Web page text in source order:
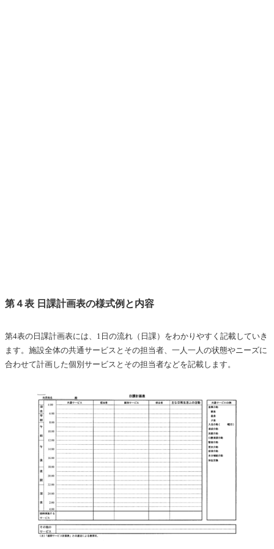
第４表 日課計画表の様式例と内容
第4表の日課計画表には、1日の流れ（日課）をわかりやすく記載していき
ます。施設全体の共通サービスとその担当者、一人一人の状態やニーズに
合わせて計画した個別サービスとその担当者などを記載します。